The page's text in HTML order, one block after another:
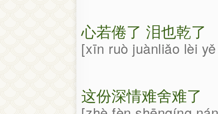
心若倦了 泪也乾了
xīn ruò juànliǎo lèi
这份深情难舍难了